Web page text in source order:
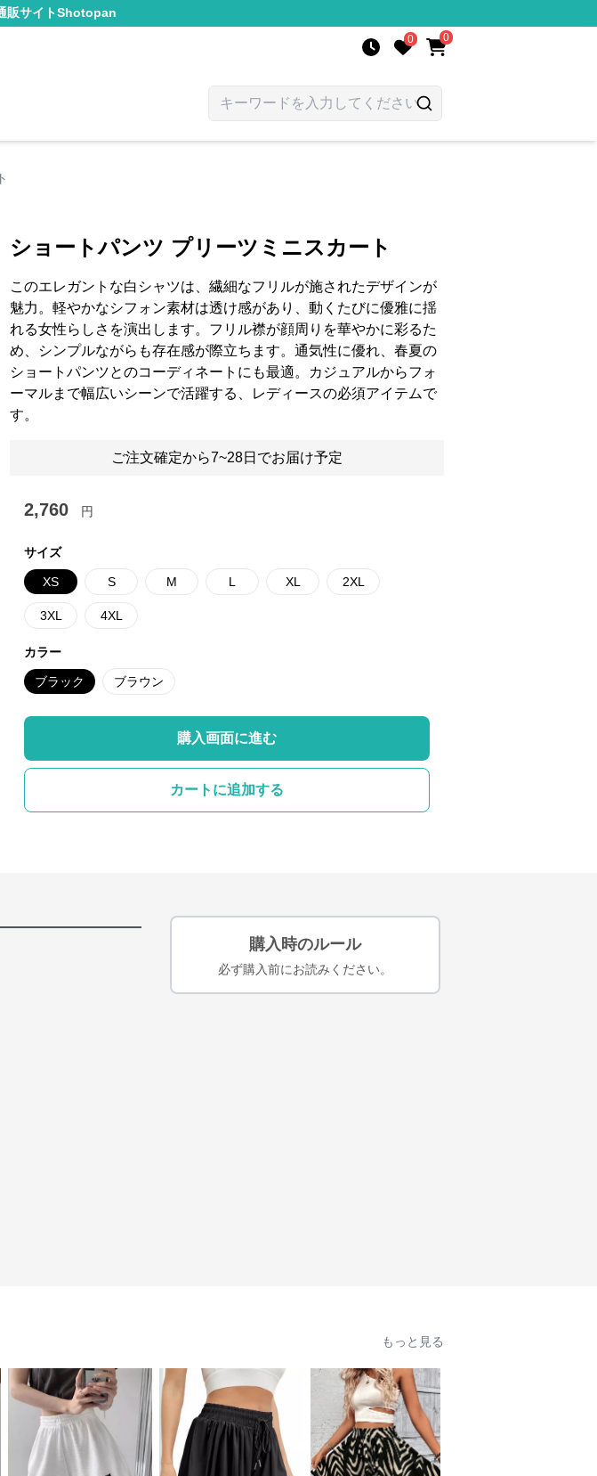
販サイトShotopan
0 0
ショートパンツ プリーツミニスカート
このエレガントな白シャツは、繊細なフリルが施されたデザインが
魅力。軽やかなシフォン素材は透け感があり、動くたびに優雅に揺
れる女性らしさを演出します。フリル襟が顔周りを華やかに彩るた
め、シンプルながらも存在感が際立ちます。通気性に優れ、春夏の
ショートパンツとのコーディネートにも最適。カジュアルからフォ
ーマルまで幅広いシーンで活躍する、レディースの必須アイテムで
す。
ご注文確定から7~28日でお届け予定
2,760 円
サイズ
XS S M L XL 2XL
3XL 4XL
カラー
ブラック ブラウン
購入画面に進む
カートに追加する
購入時のルール
必ず購入前にお読みください。
もっと見る